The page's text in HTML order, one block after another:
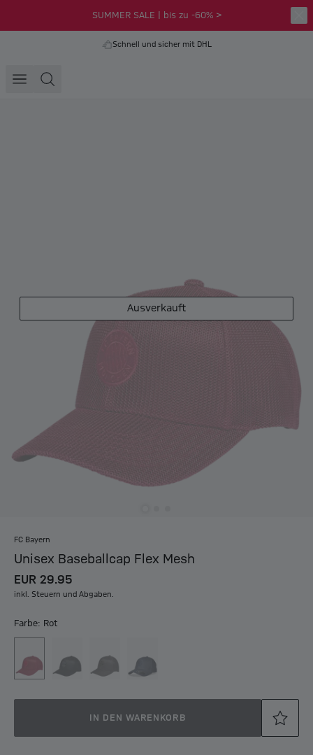
SUMMER SALE | bis zu -60% >
Schnell und sicher mit DHL
Ausverkauft
FC Bayern
Unisex Baseballcap Flex Mesh
EUR 29.95
inkl. Steuern und Abgaben.
Farbe: Rot
IN DEN WARENKORB